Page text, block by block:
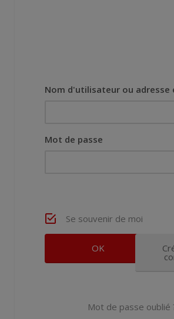
Nom d'utilisateur ou adresse
Mot de passe
Se souvenir de moi
Mot de passe oublié